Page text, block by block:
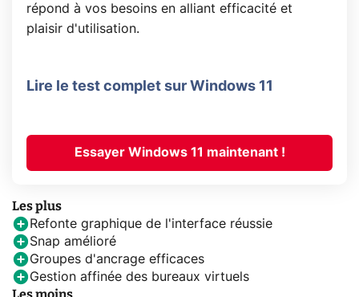
répond à vos besoins en alliant efficacité et
plaisir d'utilisation.
Lire le test complet sur Windows 11
Essayer Windows 11 maintenant !
Les plus
Refonte graphique de l'interface réussie
Snap amélioré
Groupes d'ancrage efficaces
Gestion affinée des bureaux virtuels